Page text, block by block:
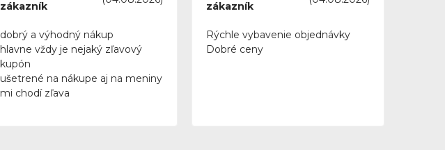
zákazník
dobrý a výhodný nákup
hlavne vždy je nejaký zľavový
kupón
ušetrené na nákupe aj na meniny
mi chodí zľava
zákazník
Rýchle vybavenie objednávky
Dobré ceny